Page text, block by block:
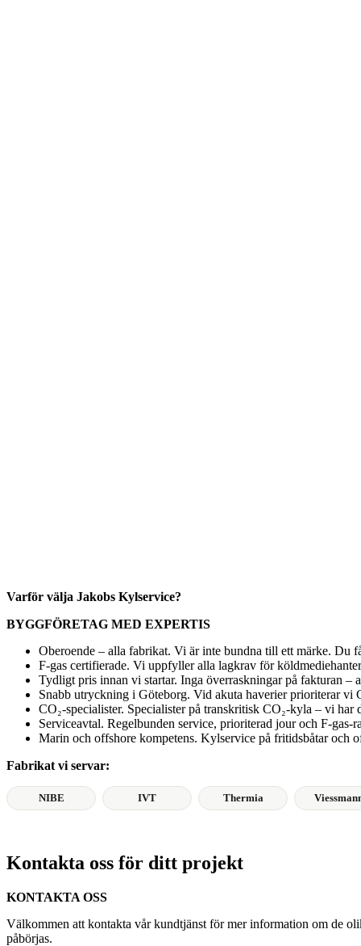
Varför välja Jakobs Kylservice?
BYGGFÖRETAG MED EXPERTIS
Oberoende – alla fabrikat. Vi är inte bundna till ett märke. Du
F-gas certifierade. Vi uppfyller alla lagkrav för
Tydligt pris innan vi startar. Inga överraskningar på fakturan –
Snabb utryckning i Göteborg. Vid akuta haverier prioriterar vi
CO₂-specialister. Specialister på transkritisk CO₂-kyla – vi har
Serviceavtal. Regelbunden service, prioriterad jour och F-gas-
Marin och offshore kompetens. Kylservice på fritidsbåtar och
Fabrikat vi servar:
NIBE IVT Thermia
Kontakta oss för ditt projekt
KONTAKTA OSS
Välkommen att kontakta vår kundtjänst för mer information om de
påbörjas.